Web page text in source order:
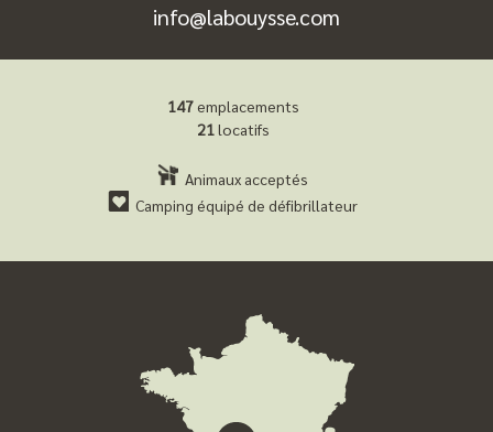
147emplacements
21locatifs
Animaux acceptés
Camping équipé de défibrillateur
info@labouysse.com